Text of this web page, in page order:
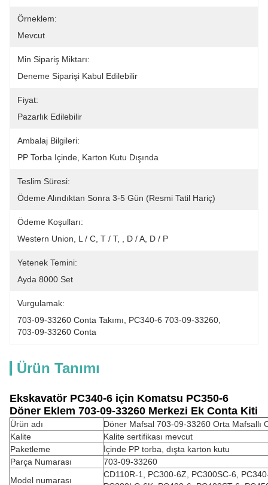
Örneklem:
Mevcut
Min Sipariş Miktarı:
Deneme Siparişi Kabul Edilebilir
Fiyat:
Pazarlık Edilebilir
Ambalaj Bilgileri:
PP Torba Içinde, Karton Kutu Dışında
Teslim Süresi:
Ödeme Alındıktan Sonra 3-5 Gün (resmi Tatil Hariç)
Ödeme Koşulları:
Western Union, L / C, T / T, , D / A, D / P
Yetenek Temini:
Ayda 8000 Set
Vurgulamak:
703-09-33260 Conta Takımı
PC340-6 703-09-33260
703-09-33260 Conta
Ürün Tanımı
Ekskavatör PC340-6 için Komatsu PC350-6
Döner Eklem 703-09-33260 Merkezi Ek Conta Kiti
Ürün adı
Döner Mafsal 703-09-33260 Orta Mafsallı
Kalite
Kalite sertifikası mevcut
Paketleme
İçinde PP torba, dışta karton kutu
Parça Numarası
703-09-33260
Model numarası
CD110R-1, PC300-6Z, PC300SC-6,